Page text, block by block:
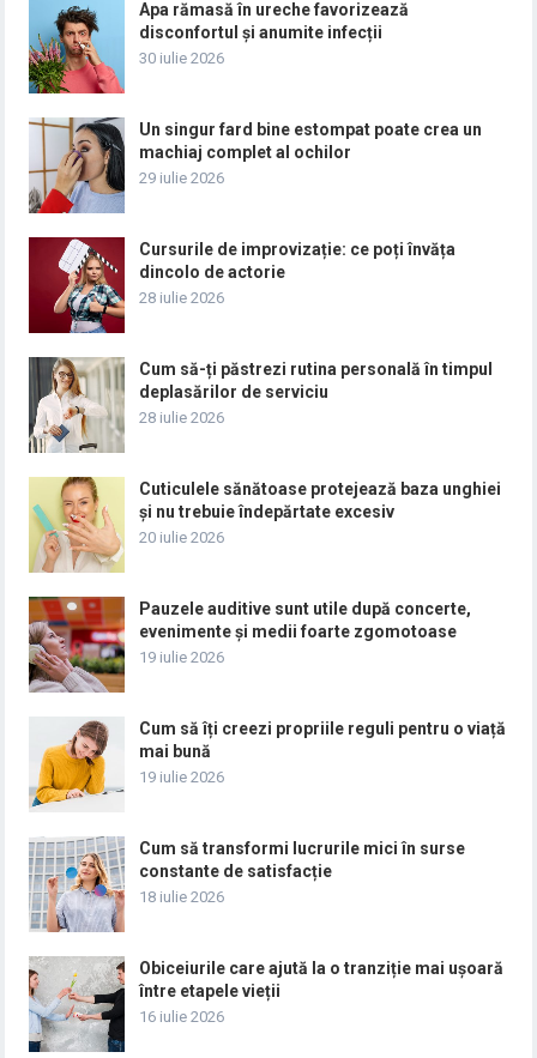
Apa rămasă în ureche favorizează
disconfortul și anumite infecții
30 iulie 2026
Un singur fard bine estompat poate crea un
machiaj complet al ochilor
29 iulie 2026
Cursurile de improvizație: ce poți învăța
dincolo de actorie
28 iulie 2026
Cum să-ți păstrezi rutina personală în timpul
deplasărilor de serviciu
28 iulie 2026
Cuticulele sănătoase protejează baza unghiei
și nu trebuie îndepărtate excesiv
20 iulie 2026
Pauzele auditive sunt utile după concerte,
evenimente și medii foarte zgomotoase
19 iulie 2026
Cum să îți creezi propriile reguli pentru o viață
mai bună
19 iulie 2026
Cum să transformi lucrurile mici în surse
constante de satisfacție
18 iulie 2026
Obiceiurile care ajută la o tranziție mai ușoară
între etapele vieții
16 iulie 2026